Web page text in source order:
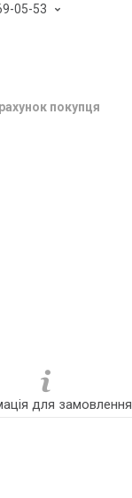
05-53
покупця
для замовлення